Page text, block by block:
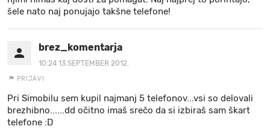
šele nato naj ponujajo takšne telefone!
brez_komentarja
10:24 13.SEPTEMBER 2012.
PRIJAVI
Pri Simobilu sem kupil najmanj 5 telefonov...vsi so delovali
brezhibno......dd očitno imaš srečo da si izbiraš sam škart
telefone :D